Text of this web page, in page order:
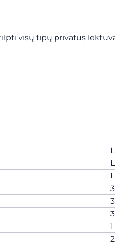
visų tipų privatūs
1